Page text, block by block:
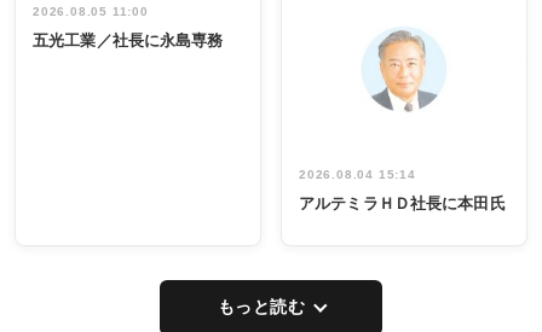
インタビュ
ー／社内ア
祝う 業界関
係者ら220人
出席
2026.08.05 11:00
五光工業／社長に永島専務
2026.08.04 15:14
アルテミラＨＤ社長に本田氏
もっと読む